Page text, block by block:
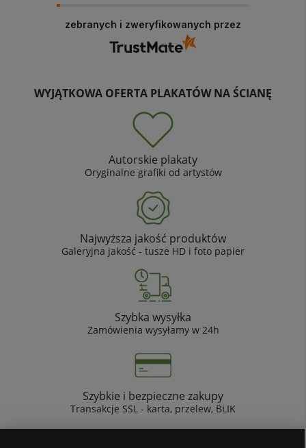
zebranych i zweryfikowanych przez
WYJĄTKOWA OFERTA PLAKATÓW NA ŚCIANĘ
Autorskie plakaty
Oryginalne grafiki od artystów
Najwyższa jakość produktów
Galeryjna jakość - tusze HD i foto papier
Szybka wysyłka
Zamówienia wysyłamy w 24h
Szybkie i bezpieczne zakupy
Transakcje SSL - karta, przelew, BLIK